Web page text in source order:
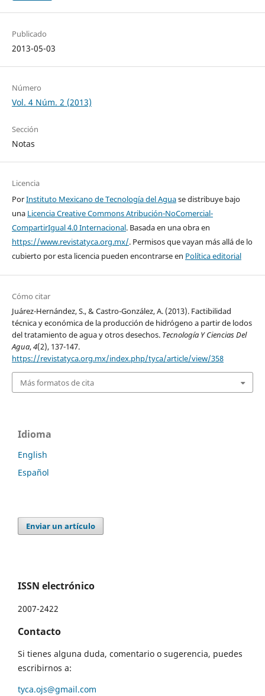
Publicado
2013-05-03
Número
Vol. 4 Núm. 2 (2013)
Sección
Notas
Licencia
PorInstituto Mexicano de Tecnología del Aguase distribuye bajo
una Licencia Creative Commons Atribución-NoComercial-
CompartirIgual 4.0 Internacional. Basada en una obra en
https://www.revistatyca.org.mx/. Permisos que vayan más allá de lo
cubierto por esta licencia pueden encontrarse en Política editorial
Cómo citar
Juárez-Hernández, S., & Castro-González, A. (2013). Factibilidad
técnica y económica de la producción de hidrógeno a partir de lodos
del tratamiento de agua y otros desechos. Tecnología Y Ciencias Del
Agua,4(2), 137-147.
https://revistatyca.org.mx/index.php/tyca/article/view/358
Más formatos de cita
Idioma
English
Español
Enviar un artículo
ISSN electrónico
2007-2422
Contacto
Si tienes alguna duda, comentario o sugerencia, puedes
escribirnos a:
tyca.ojs@gmail.com